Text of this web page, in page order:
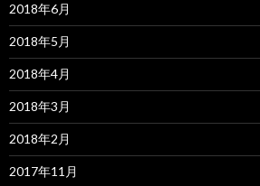
2018年6月
2018年5月
2018年4月
2018年3月
2018年2月
2017年11月